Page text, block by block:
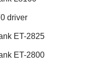
driver
ET-2825
ET-2800